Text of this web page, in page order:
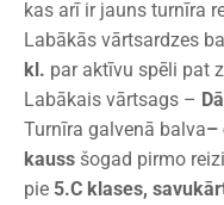
kas arī ir jauns turnīra
Labākās vārtsardzes
kl. par aktīvu spēli pat
Labākais vārtsags –
Turnīra galvenā balva–
kauss šogad pirmo
pie 5.C klases,